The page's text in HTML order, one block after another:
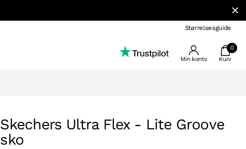
Størrelsesguide
Min konto
0
Kurv
Skechers Ultra Flex - Lite Groove
sko